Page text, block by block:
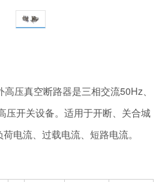
压真空断路器是三相交流50Hz、
压开关设备。适用于开断、关合城
电流、过载电流、短路电流。